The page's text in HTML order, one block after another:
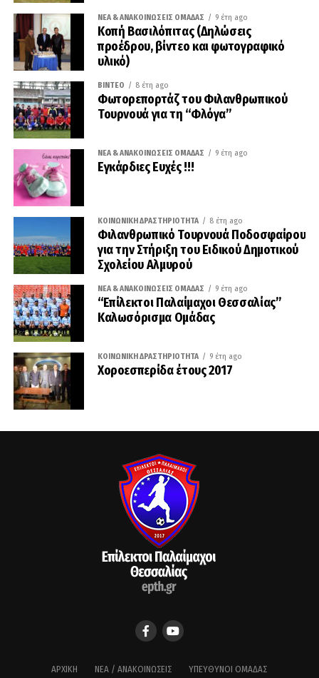
ΝΈΑ & ΑΝΑΚΟΙΝΏΣΕΙΣ ΟΜΆΔΑΣ 9 έτη ago
Κοπή Βασιλόπιτας (Δηλώσεις
προέδρου, βίντεο και φωτογραφικό
υλικό)
ΒΊΝΤΕΟ 8 έτη ago
Φωτορεπορτάζ του Φιλανθρωπικού
Τουρνουά για τη “Φλόγα”
ΝΈΑ & ΑΝΑΚΟΙΝΏΣΕΙΣ ΟΜΆΔΑΣ 9 έτη ago
Εγκάρδιες Ευχές !!!
ΚΟΙΝΩΝΙΚΉ ΔΡΑΣΤΗΡΙΌΤΗΤΑ 8 έτη ago
Φιλανθρωπικό Τουρνουά Ποδοσφαίρου
για την Στήριξη του Ειδικού Δημοτικού
Σχολείου Αλμυρού
ΝΈΑ & ΑΝΑΚΟΙΝΏΣΕΙΣ ΟΜΆΔΑΣ 9 έτη ago
“Επίλεκτοι Παλαίμαχοι Θεσσαλίας”
Καλωσόρισμα Ομάδας
ΚΟΙΝΩΝΙΚΉ ΔΡΑΣΤΗΡΙΌΤΗΤΑ 9 έτη ago
Χοροεσπερίδα έτους 2017
ΑΡΧΙΚΉ ΝΈΑ / ΑΝΑΚΟΙΝΏΣΕΙΣ ΥΠΕΎΘΥΝΟΙ ΟΜΆΔΑΣ